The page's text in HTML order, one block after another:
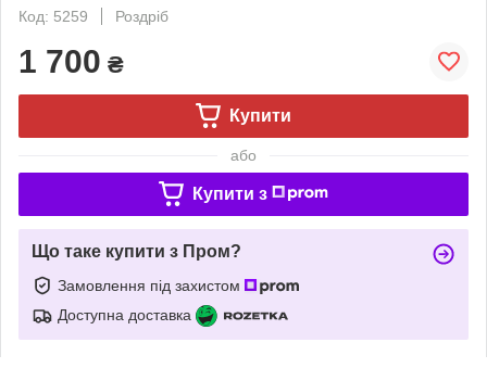
Код: 5259
Роздріб
1 700 ₴
Купити
або
Купити з
Що таке купити з Пром?
Замовлення під захистом
Доступна доставка